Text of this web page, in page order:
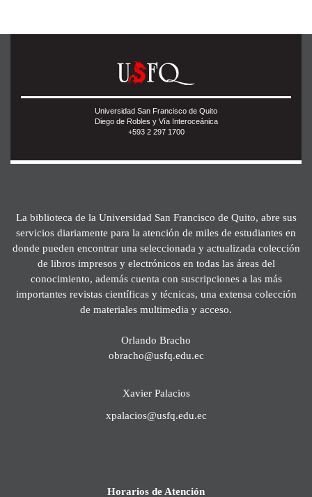
Universidad San Francisco de Quito
Diego de Robles y Vía Interoceánica
+593 2 297 1700
La biblioteca de la Universidad San Francisco de Quito, abre sus
servicios diariamente para la atención de miles de estudiantes en
donde pueden encontrar una seleccionada y actualizada colección
de libros impresos y electrónicos en todas las áreas del
conocimiento, además cuenta con suscripciones a las más
importantes revistas científicas y técnicas, una extensa colección
de materiales multimedia y acceso.
Orlando Bracho
obracho@usfq.edu.ec
Xavier Palacios
xpalacios@usfq.edu.ec
Horarios de Atención